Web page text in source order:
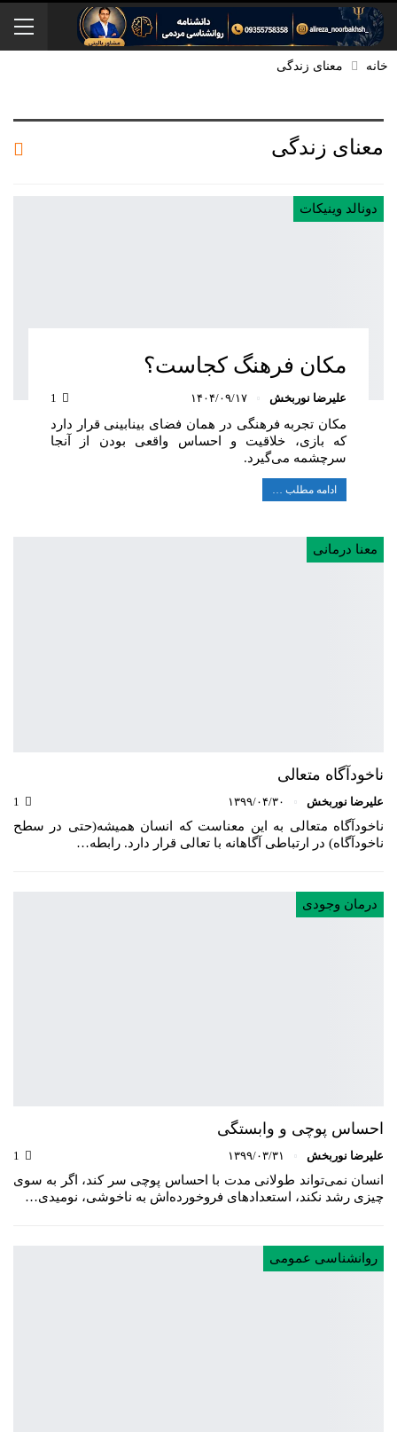
خانه معنای زندگی
معنای زندگی
دونالد وینیکات
مکان فرهنگ کجاست؟
علیرضا نوربخش ۱۴۰۴/۰۹/۱۷
مکان تجربه فرهنگی در همان فضای بینابینی قرار دارد
که بازی، خلاقیت و احساس واقعی بودن از آنجا
سرچشمه می‌گیرد.
ادامه مطلب …
معنا درمانی
ناخودآگاه متعالی
علیرضا نوربخش ۱۳۹۹/۰۴/۳۰
ناخودآگاه متعالی به این معناست که انسان همیشه(حتی در سطح
ناخودآگاه) در ارتباطی آگاهانه با تعالی قرار دارد. رابطه…
درمان وجودی
احساس پوچی و وابستگی
علیرضا نوربخش ۱۳۹۹/۰۳/۳۱
انسان نمی‌تواند طولانی مدت با احساس پوچی سر کند، اگر به سوی
چیزی رشد نکند، استعدادهای فروخورده‌اش به ناخوشی، نومیدی…
روانشناسی عمومی